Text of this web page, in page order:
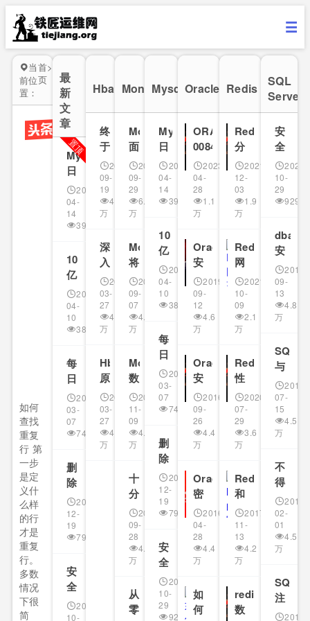
当
前位
置：
首
页
>
储
MySQL
日
常
如
何
查
找
并
删
除
重
复
行
如何
查找
重复
行 第
一步
是定
义什
么样
的行
才是
重复
行。
多数
情况
下很
简
最
新
文
章
置顶
Mysql
MySQL
日
常
如
何
查
并
删
除
重
复
2025-
04-
14
3921
Mysql
10
亿
数
据
如
何
快
速
插
入
MySQL？
2025-
04-
10
3870
Mysql
每
日
shell
脚
本
之
健
康
查
询
2024-
03-
07
7441
Mysql
删
除
mysql
的
root
用
恢
复
方
2023-
12-
19
7988
Mysql
安
全
加
固
2023-
10-
Hbase 多
Hbase
终
于
明
白
为
什
么
库
分
表”了！
2019-
09-
19
4.5
万
Hbase
深
入
HBase
架
构
解
析
2017-
03-
27
4.4
万
Hbase
Hbase
原
理、
基
本
概
念、
2017-
03-
27
4.4
万
MongoDB 多
MongoDB
MongoDB
面
试
常
见
问
题
2019-
09-
29
6.3
万
MongoDB
MongoDB
将
弃
用
Perl
驱
动，
还
能
行
吗？
2019-
09-
07
4.2
万
MongoDB
MongoDB
数
据
库
入
门
的
个
简
单
步
骤
2017-
11-
09
4.4
万
MongoDB
十
分
钟
看
懂
MongoDB
攻
实
战
2017-
09-
28
4.7
万
MongoDB
从
零
Mysql
多
Mysql
MySQL
日
常
如
何
查
并
删
除
重
复
2025-
04-
14
3921
Mysql
10
亿
数
据
如
何
快
速
插
入
MySQL？
2025-
04-
10
3870
Mysql
每
日
shell
脚
本
之
健
康
查
询
2024-
03-
07
7441
Mysql
删
除
mysql
的
root
用
恢
复
方
法
2023-
12-
19
7988
Mysql
安
全
加
固
必
2023-
10-
29
9209
Oracle 多
Oracle
ORA-
00845:
MEMORY_TARGET
not
supported
on
this
system
问
题
处
理
2023-
04-
28
1.1
万
Oracle
Oracle
安
全
配
置
2019-
09-
12
4.6
万
Oracle
Oracle
安
全
配
置
2016-
09-
26
4.4
万
Oracle
Oracle
密
码
存
储
和
验
过
程
2016-
04-
28
4.4
万
Oracle
如
何
Redis
多
>
Redis
Redis
分
布
式
锁
解
锁
例
讲
解
2021-
12-
03
1.9
万
Redis
Redis
网
红
高
频
面
试
三
连：
缓
存
穿
透？
存
击
穿？
缓
存
雪
崩？
2021-
10-
09
2.1
万
Redis
Redis
性
能
监
控
指
标
总
2020-
07-
29
3.6
万
Redis
Redis
和
Memcached
的
区
别
大
只
选
2017-
11-
13
4.2
万
Redis
redis
数
SQL
Server
SQL
Server
安
全
加
固
必
知：
常
用
的
一
些
系
注
入
命
令
2023-
10-
29
9299
SQL
Server
dba
安
全
测
试
必
备：
数
据
库
手
工
时
盲
注
语
句
2018-
09-
13
4.8
万
SQL
Server
SQL
与
有
什
么
区
2018-
07-
15
4.5
万
SQL
Server
不
得
不
看，
只
有
专
才
知
2018-
02-
01
4.5
万
SQL
Server
SQL
注
入2016-